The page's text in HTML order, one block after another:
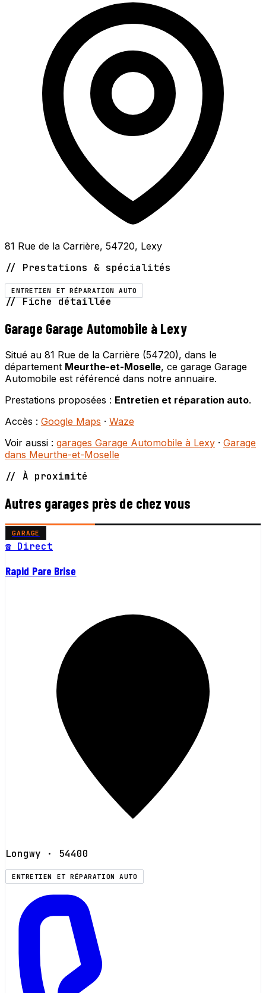
81 Rue de la Carrière, 54720, Lexy
// Prestations & spécialités
ENTRETIEN ET RÉPARATION AUTO
// Fiche détaillée
Garage Garage Automobile à Lexy
Situé au 81 Rue de la Carrière (54720), dans le
département Meurthe-et-Moselle, ce garage Garage
Automobile est référencé dans notre annuaire.
Prestations proposées : Entretien et réparation auto.
Accès : Google Maps · Waze
Voir aussi : garages Garage Automobile à Lexy · Garage
dans Meurthe-et-Moselle
// À proximité
Autres garages près de chez vous
GARAGE
☎ Direct
Rapid Pare Brise
Longwy · 54400
ENTRETIEN ET RÉPARATION AUTO